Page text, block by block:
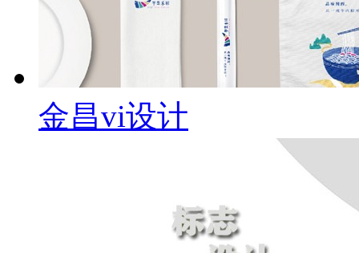
金昌vi设计